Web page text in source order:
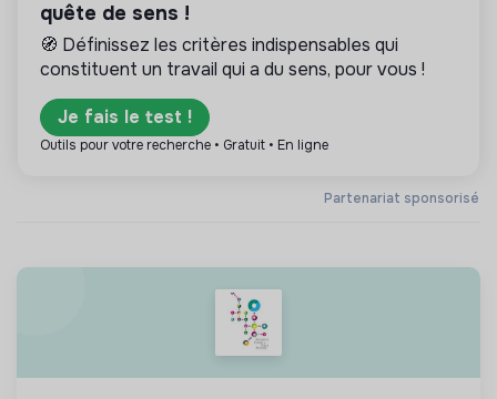
Partenariat sponsorisé
quête de sens !
🧭 Définissez les critères indispensables qui
constituent un travail qui a du sens, pour vous !
Je fais le test !
Outils pour votre recherche • Gratuit • En ligne